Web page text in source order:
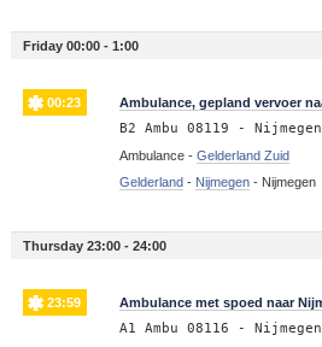
Friday 00:00 - 1:00
00:23 Ambulance, gepland vervoer
B2 Ambu 08119 -
Ambulance - Gelderland Zuid
Gelderland- Nijmegen- Nijmegen
Thursday 23:00 - 24:00
23:59 Ambulance met spoed naar
A1 Ambu 08116 -